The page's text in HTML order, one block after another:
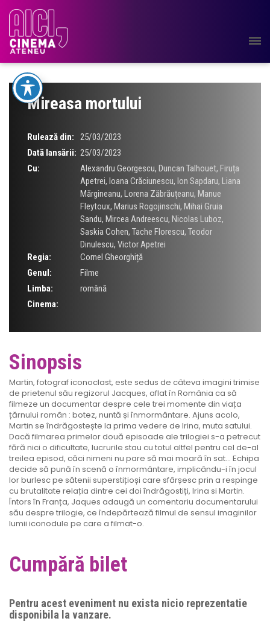
Mireasa mortului
Rulează din:
25/03/2023
Dată lansării: 25/03/2023
Cu:
Alexandru Georgescu, Duncan Talhouet, Firuța
Apetrei, Ioana Crăciunescu, Ion Sapdaru, Liana
Mărgineanu, Lorena Zăbrăuțeanu, Manue
Fleytoux, Marius Rogojinschi, Mihai Gruia
Sandu, Mircea Andreescu, Nicolas Luboz,
Saskia Cohen, Tache Florescu, Teodor
Dinulescu, Victor Apetrei
Regia:
Cornel Gheorghiță
Genul:
Filme
Limba:
română
Cinema:
Sinopsis
Martin, fotograf iconoclast, este sedus de câteva imagini trimise
de prietenul său regizorul Jacques, aflat în România ca să
filmeze un documentar despre cele trei momente din viața
țărnului român : botez, nuntă și înmormântare. Ajuns acolo,
Martin se îndrăgostește la prima vedere de Irina, muta satului.
Dacă filmarea primelor două episoade ale trilogiei s-a petrecut
fără nici o dificultate, lucrurile stau cu totul altfel pentru cel de-al
treilea episod, căci nimeni nu pare să mai moară în sat… Echipa
decide să pună în scenă o înmormântare, implicându-i în jocul
lor burlesc pe sătenii superstițioși care sfârșesc prin a respinge
cu brutalitate relația dintre cei doi îndrăgostiți, Irina si Martin.
Întors în Franța, Jaques adaugă un comentariu documentarului
său despre trilogie, ce îndepărtează filmul de sensul imaginilor
lumii iconodule pe care a filmat-o.
Cumpără bilet
Pentru acest eveniment nu exista nicio reprezentatie
disponibila la vanzare.